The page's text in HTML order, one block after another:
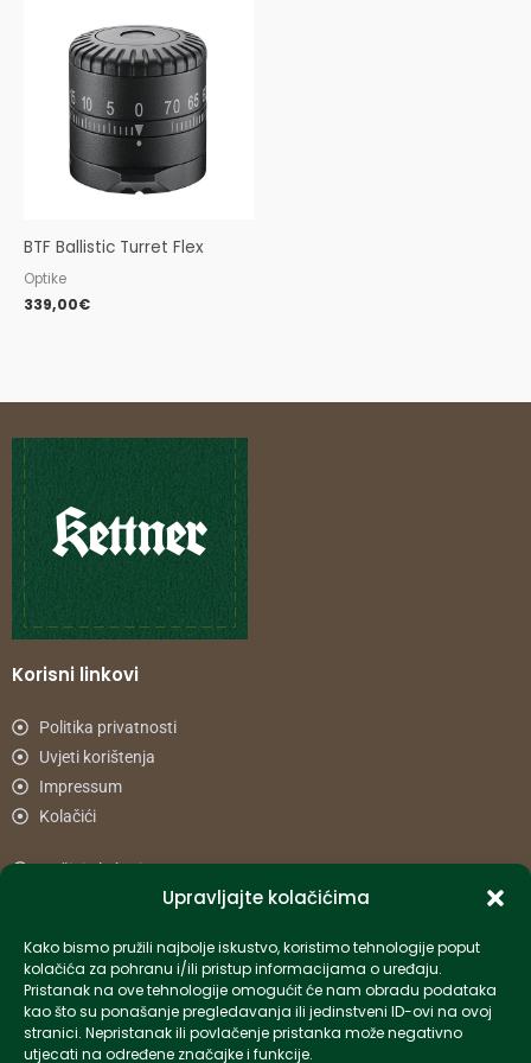
Upravljajte kolačićima
Kako bismo pružili najbolje iskustvo, koristimo tehnologije poput
kolačića za pohranu i/ili pristup informacijama o uređaju.
Pristanak na ove tehnologije omogućit će nam obradu podataka
kao što su ponašanje pregledavanja ili jedinstveni ID-ovi na ovoj
stranici. Nepristanak ili povlačenje pristanka može negativno
utjecati na određene značajke i funkcije.
BTF Ballistic Turret Flex
Optike
339,00€
Korisni linkovi
Politika privatnosti
Uvjeti korištenja
Impressum
Kolačići
Načini plaćanja
Informacije
info-hr@kettner.com